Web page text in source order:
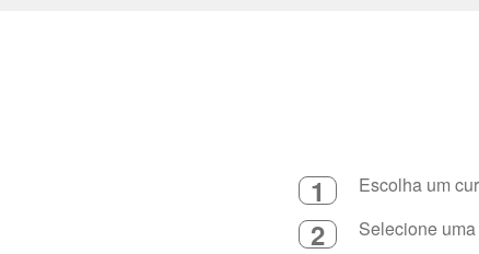
1 Escolha um
2 Selecione